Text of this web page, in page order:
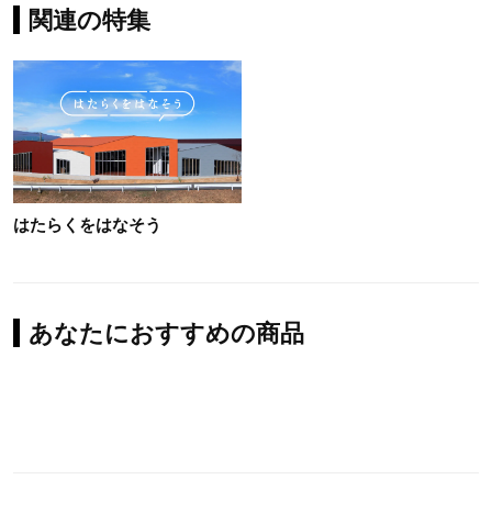
関連の特集
はたらくをはなそう
あなたにおすすめの商品